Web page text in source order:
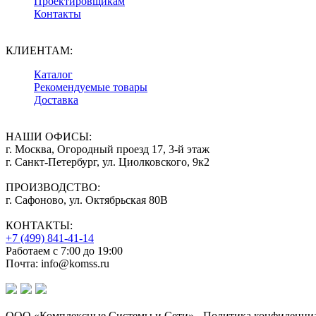
Контакты
КЛИЕНТАМ:
Каталог
Рекомендуемые товары
Доставка
НАШИ ОФИСЫ:
г. Москва, Огородный проезд 17, 3-й этаж
г. Санкт-Петербург, ул. Циолковского, 9к2
ПРОИЗВОДСТВО:
г. Сафоново, ул. Октябрьская 80В
КОНТАКТЫ:
+7 (499) 841-41-14
Работаем с 7:00 до 19:00
Почта: info@komss.ru